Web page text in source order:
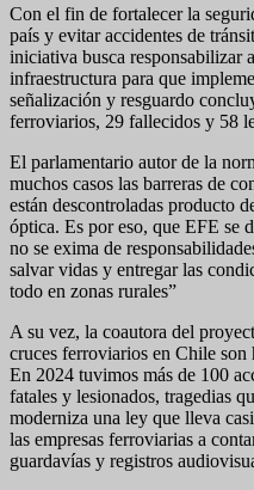
Con el fin de fortalecer la
país y evitar accidentes de
iniciativa busca responsabilizar
infraestructura para que
señalización y resguardo
ferroviarios, 29 fallecidos y 58
El parlamentario autor de la
muchos casos las barreras de
están descontroladas producto
óptica. Es por eso, que EFE se
no se exima de
salvar vidas y entregar las
todo en zonas rurales”
A su vez, la coautora del
cruces ferroviarios en Chile
En 2024 tuvimos más de 100
fatales y lesionados, tragedias
moderniza una ley que lleva
las empresas ferroviarias a
guardavías y registros